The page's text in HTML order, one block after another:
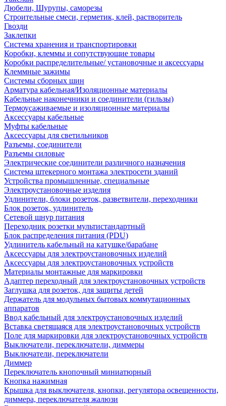
Дюбели, Шурупы, саморезы
Строительные смеси, герметик, клей, растворитель
Гвозди
Заклепки
Система хранения и транспортировки
Коробки, клеммы и сопутствующие товары
Коробки распределительные/ установочные и аксессуары
Клеммные зажимы
Системы сборных шин
Арматура кабельная/Изоляционные материалы
Кабельные наконечники и соединители (гильзы)
Термоусаживаемые и изоляционные материалы
Аксессуары кабельные
Муфты кабельные
Аксессуары для светильников
Разъемы, соединители
Разъемы силовые
Электрические соединители различного назначения
Система штекерного монтажа электросети зданий
Устройства промышленные, специальные
Электроустановочные изделия
Удлинители, блоки розеток, разветвители, переходники
Блок розеток, удлинитель
Сетевой шнур питания
Переходник розетки мультистандартный
Блок распределения питания (PDU)
Удлинитель кабельный на катушке/барабане
Аксессуары для электроустановочных изделий
Аксессуары для электроустановочных устройств
Материалы монтажные для маркировки
Адаптер переходный для электроустановочных устройств
Заглушка для розеток, для защиты детей
Держатель для модульных бытовых коммутационных
аппаратов
Ввод кабельный для электроустановочных изделий
Вставка светящаяся для электроустановочных устройств
Поле для маркировки для электроустановочных устройств
Выключатели, переключатели, диммеры
Выключатели, переключатели
Диммер
Переключатель кнопочный миниатюрный
Кнопка нажимная
Крышка для выключателя, кнопки, регулятора освещенности,
диммера, переключателя жалюзи